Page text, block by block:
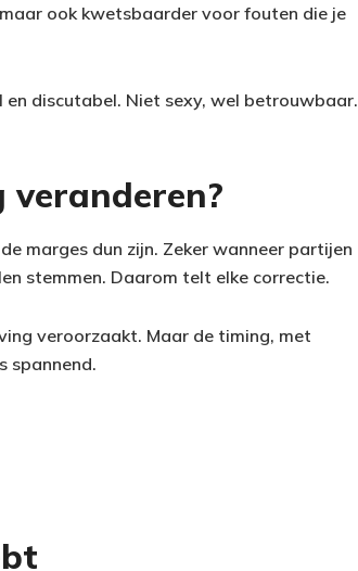
ook kwetsbaarder voor fouten die je
discutabel. Niet sexy, wel betrouwbaar.
marges dun zijn. Zeker wanneer partijen
stemmen. Daarom telt elke correctie.
veroorzaakt. Maar de timing, met
spannend.